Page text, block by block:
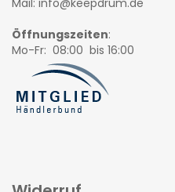
Öffnungszeiten:
Mo-Fr: 08:00 bis 16:00